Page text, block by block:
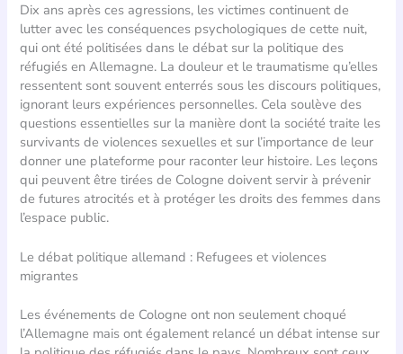
Dix ans après ces agressions, les victimes continuent de
lutter avec les conséquences psychologiques de cette nuit,
qui ont été politisées dans le débat sur la politique des
réfugiés en Allemagne. La douleur et le traumatisme qu’elles
ressentent sont souvent enterrés sous les discours politiques,
ignorant leurs expériences personnelles. Cela soulève des
questions essentielles sur la manière dont la société traite les
survivants de violences sexuelles et sur l’importance de leur
donner une plateforme pour raconter leur histoire. Les leçons
qui peuvent être tirées de Cologne doivent servir à prévenir
de futures atrocités et à protéger les droits des femmes dans
l’espace public.
Le débat politique allemand : Refugees et violences
migrantes
Les événements de Cologne ont non seulement choqué
l’Allemagne mais ont également relancé un débat intense sur